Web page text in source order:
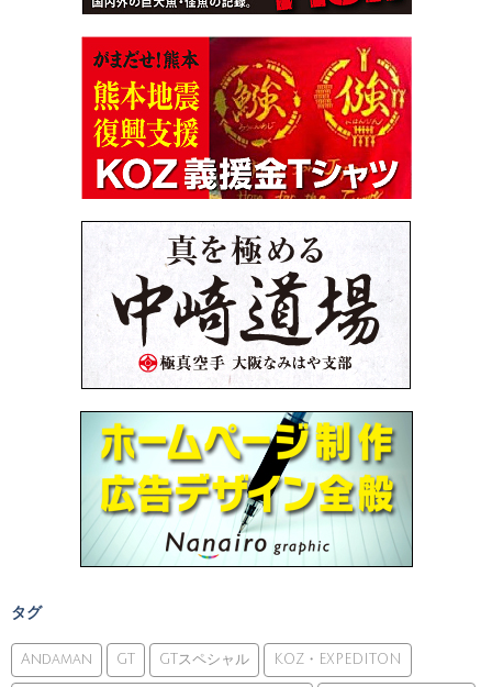
タグ
Andaman GT GTスペシャル KOZ・EXPEDITON